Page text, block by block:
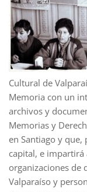
Cultural de
Memoria con un
archivos y
Memorias y
en Santiago y
capital, e impartirá
organizaciones de
Valparaíso y